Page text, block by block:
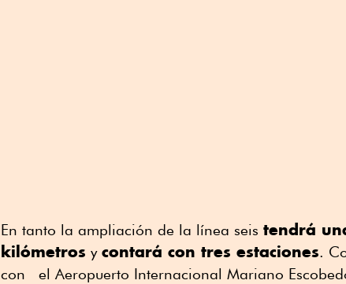
En tanto la ampliación de la línea seis tendrá
kilómetros y contará con tres estaciones.
con el Aeropuerto Internacional Mariano